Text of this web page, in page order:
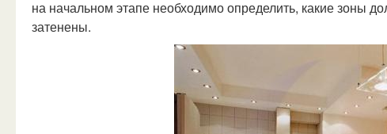
на начальном этапе необходимо определить, какие зоны
затенены.